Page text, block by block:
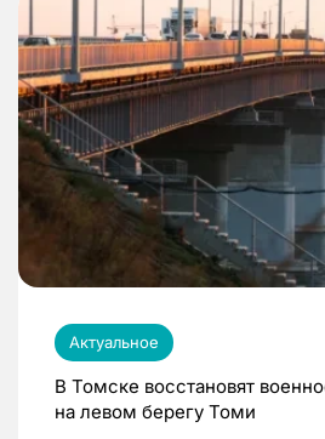
Актуальное
В Томске восстановят
на левом берегу Томи